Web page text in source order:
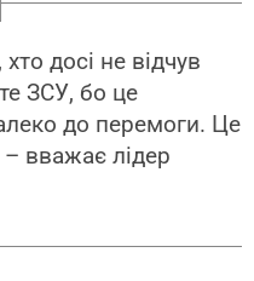
досі не відчув
ЗСУ, бо це
до перемоги. Це
– вважає лідер